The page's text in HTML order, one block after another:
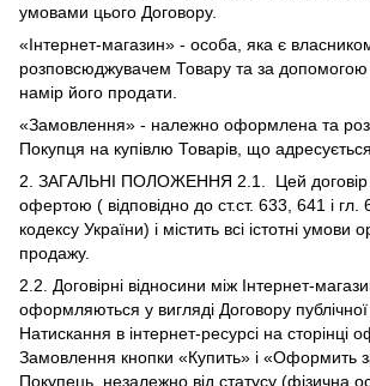
умовами цього Договору.
«Інтернет-магазин» - особа, яка є
розповсюджувачем Товару та за
намір його продати.
«Замовлення» - належно оформлена та
Покупця на купівлю Товарів, що
2. ЗАГАЛЬНІ ПОЛОЖЕННЯ 2.1. Цей договір
офертою ( відповідно до ст.ст. 633, 641 і гл.
кодексу України) і містить всі істотні умови
продажу.
2.2. Договірні відносини між Інтернет-
оформляються у вигляді Договору
Натискання в інтернет-ресурсі на сторінці
Замовлення кнопки «Купить» і «Оформить
Покупець, незалежно від статусу (фізична